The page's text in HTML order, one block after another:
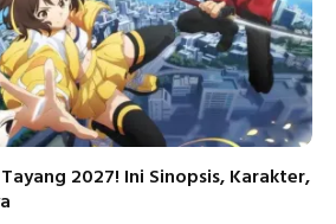
2027! Ini Sinopsis, Karakter,